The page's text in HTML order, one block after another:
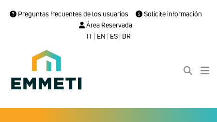
Preguntas frecuentes de los usuarios
Solicite información
Área Reservada
IT| EN | ES| BR